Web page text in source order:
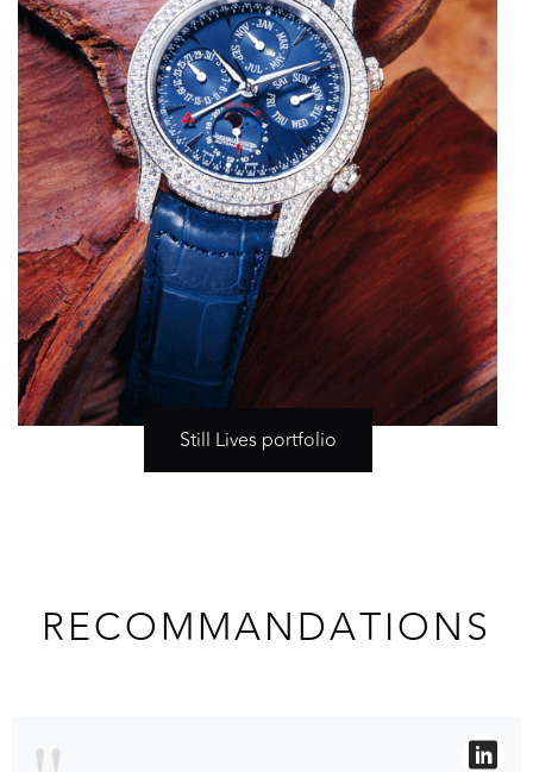
Still Lives portfolio
RECOMMANDATIONS